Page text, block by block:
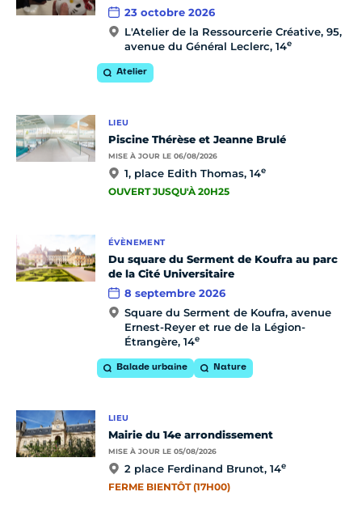
23 octobre 2026
L'Atelier de la Ressourcerie Créative, 95,
avenue du Général Leclerc, 14e
Atelier
LIEU
Piscine Thérèse et Jeanne Brulé
MISE À JOUR LE 06/08/2026
1, place Edith Thomas, 14e
OUVERT JUSQU'À 20H25
ÉVÈNEMENT
Du square du Serment de Koufra au parc
de la Cité Universitaire
8 septembre 2026
Square du Serment de Koufra, avenue
Ernest-Reyer et rue de la Légion-
Étrangère, 14e
Balade urbaine Nature
LIEU
Mairie du 14e arrondissement
MISE À JOUR LE 05/08/2026
2 place Ferdinand Brunot, 14e
FERME BIENTÔT (17H00)